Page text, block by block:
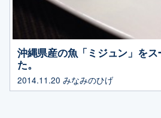
沖縄県産の魚「ミジュン」を
た。
2014.11.20 みなみのひげ